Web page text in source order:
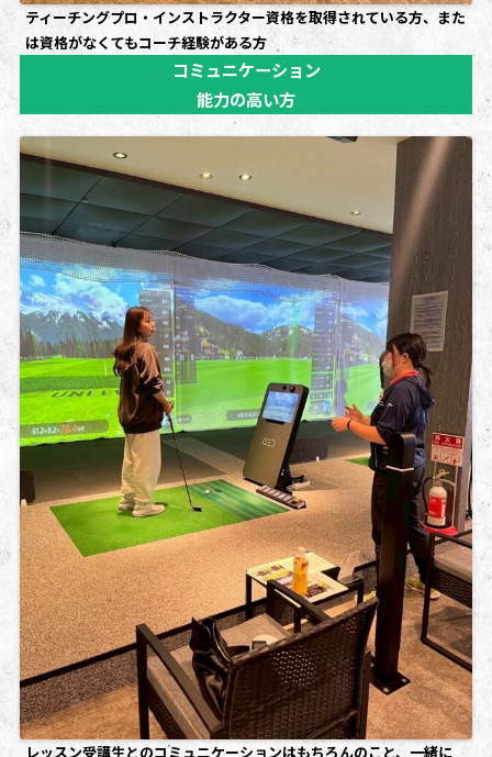
ティーチングプロ・インストラクター資格を取得されている方、また
は資格がなくてもコーチ経験がある方
コミュニケーション
能力の高い方
レッスン受講生とのコミュニケーションはもちろんのこと、一緒に